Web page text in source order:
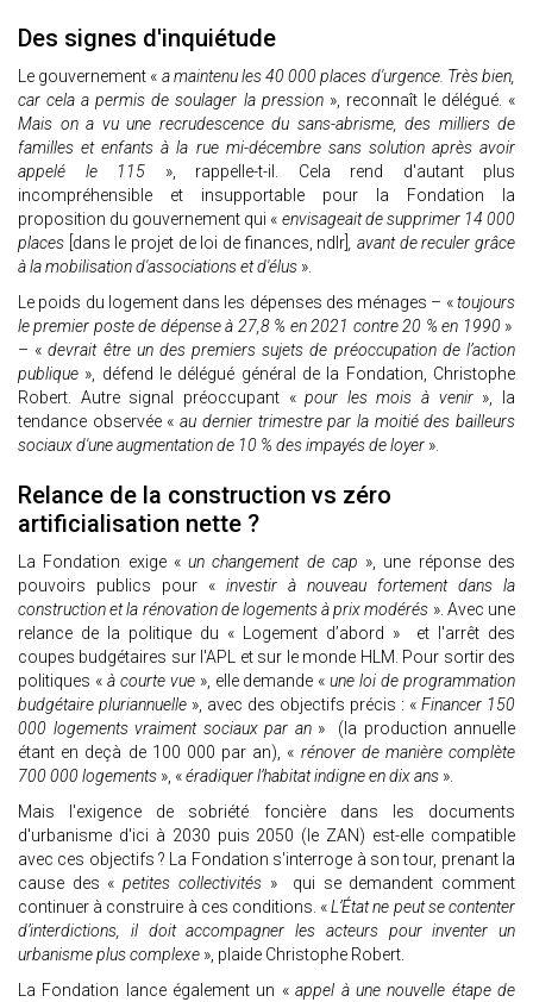
Des signes d'inquiétude
Le gouvernement « a maintenu les 40 000 places d'urgence. Très bien,
car cela a permis de soulager la pression », reconnaît le délégué. «
Mais on a vu une recrudescence du sans-abrisme, des milliers de
familles et enfants à la rue mi-décembre sans solution après avoir
appelé le 115 », rappelle-t-il. Cela rend d'autant plus
incompréhensible et insupportable pour la Fondation la
proposition du gouvernement qui « envisageait de supprimer 14 000
places [dans le projet de loi de finances, ndlr], avant de reculer grâce
à la mobilisation d'associations et d'élus ».
Le poids du logement dans les dépenses des ménages – «toujours
le premier poste de dépense à 27,8 % en 2021 contre 20 % en 1990 »
– «devrait être un des premiers sujets de préoccupation de l’action
publique », défend le délégué général de la Fondation, Christophe
Robert. Autre signal préoccupant «pour les mois à venir», la
tendance observée «au dernier trimestre par la moitié des bailleurs
sociaux d'une augmentation de 10 % des impayés de loyer ».
Relance de la construction vs zéro
artificialisation nette ?
La Fondation exige «un changement de cap », une réponse des
pouvoirs publics pour « investir à nouveau fortement dans la
construction et la rénovation de logements à prix modérés ». Avec une
relance de la politique du « Logement d’abord » et l'arrêt des
coupes budgétaires sur l'APL et sur le monde HLM. Pour sortir des
politiques «à courte vue», elle demande « une loi de programmation
budgétaire pluriannuelle », avec des objectifs précis : « Financer 150
000 logements vraiment sociaux par an » (la production annuelle
étant en deçà de 100 000 par an), « rénover de manière complète
700 000 logements », «éradiquer l’habitat indigne en dix ans ».
Mais l'exigence de sobriété foncière dans les documents
d'urbanisme d'ici à 2030 puis 2050 (le ZAN) est-elle compatible
avec ces objectifs ? La Fondation s'interroge à son tour, prenant la
cause des « petites collectivités » qui se demandent comment
continuer à construire à ces conditions. «L’État ne peut se contenter
d’interdictions, il doit accompagner les acteurs pour inventer un
urbanisme plus complexe », plaide Christophe Robert.
La Fondation lance également un «appel à une nouvelle étape de